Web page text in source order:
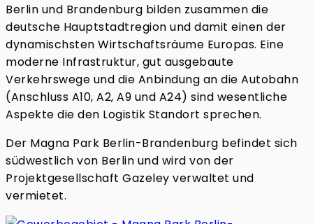
Berlin und Brandenburg bilden zusammen die
deutsche Hauptstadtregion und damit einen der
dynamischsten Wirtschaftsräume Europas. Eine
moderne Infrastruktur, gut ausgebaute
Verkehrswege und die Anbindung an die Autobahn
(Anschluss A10, A2, A9 und A24) sind wesentliche
Aspekte die den Logistik Standort sprechen.
Der Magna Park Berlin-Brandenburg befindet sich
südwestlich von Berlin und wird von der
Projektgesellschaft Gazeley verwaltet und
vermietet.